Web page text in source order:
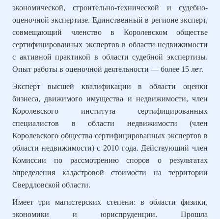
экономической, строительно-технической и судебно-
оценочной экспертизе. Единственный в регионе эксперт,
совмещающий членство в Королевском обществе
сертифицированных экспертов в области недвижимости
с активной практикой в области судебной экспертизы.
Опыт работы в оценочной деятельности — более 15 лет.
Эксперт высшей квалификации в области оценки
бизнеса, движимого имущества и недвижимости, член
Королевского института сертифицированных
специалистов в области недвижимости (член
Королевского общества сертифицированных экспертов в
области недвижимости) с 2010 года. Действующий член
Комиссии по рассмотрению споров о результатах
определения кадастровой стоимости на территории
Свердловской области.
Имеет три магистерских степени: в области физики,
экономики и юриспруденции. Прошла